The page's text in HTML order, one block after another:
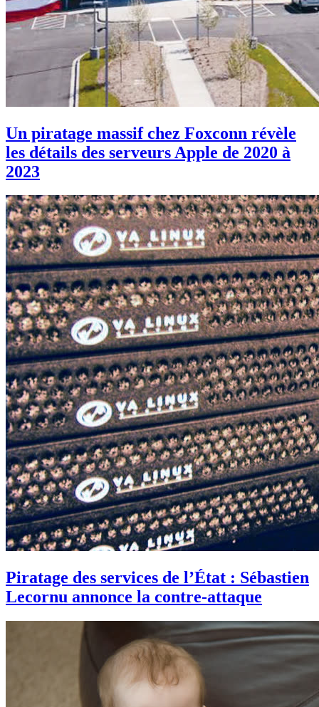
Un piratage massif chez Foxconn révèle
les détails des serveurs Apple de 2020 à
2023
Piratage des services de l’État : Sébastien
Lecornu annonce la contre-attaque